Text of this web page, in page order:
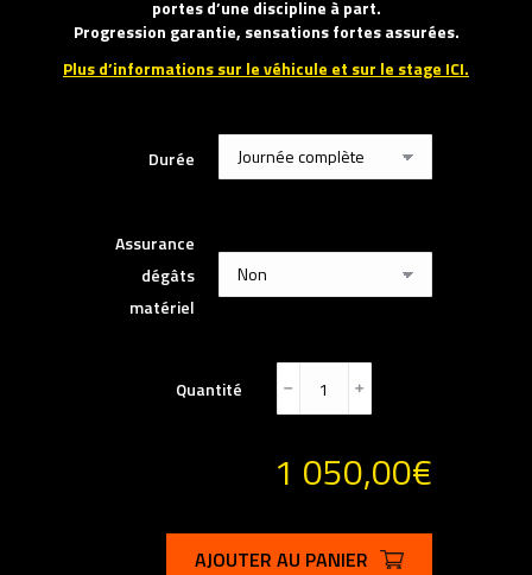
portes d’une discipline à part.
Progression garantie, sensations fortes assurées.
Plus d’informations sur le véhicule et sur le stage ICI.
Durée
Assurance
dégâts
matériel
Quantité ﹣ ﹢
1 050,00€
AJOUTER AU PANIER